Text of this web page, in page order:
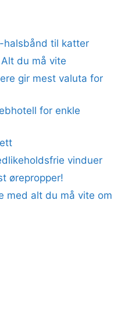
halsbånd til katter
du må vite
gir mest valuta for
for enkle
vinduer
ørepropper!
med alt du må vite om